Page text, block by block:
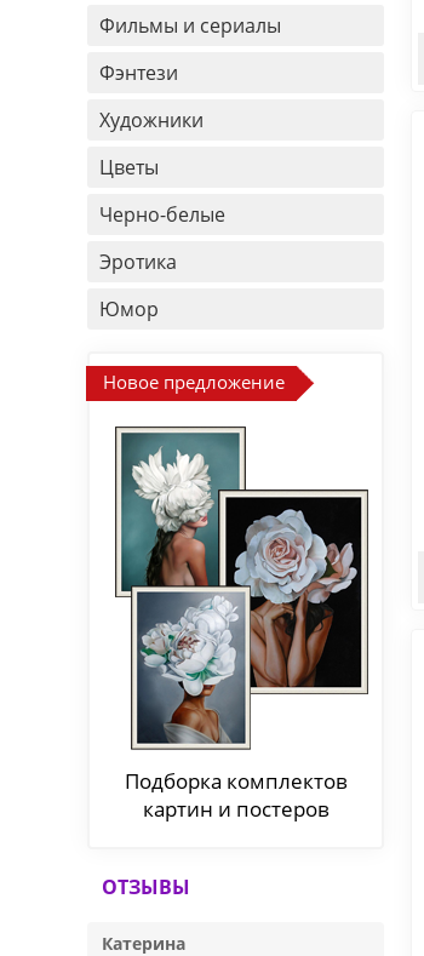
Фильмы и сериалы
Фэнтези
Художники
Цветы
Черно-белые
Эротика
Юмор
Новое предложение
Подборка комплектов
картин и постеров
ОТЗЫВЫ
Катерина